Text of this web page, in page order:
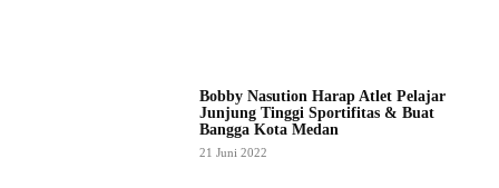
Bobby Nasution Harap Atlet Pelajar
Junjung Tinggi Sportifitas & Buat
Bangga Kota Medan
21 Juni 2022